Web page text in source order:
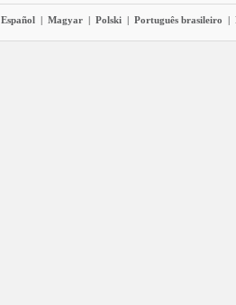
Español | Magyar | Polski | Português brasileiro |